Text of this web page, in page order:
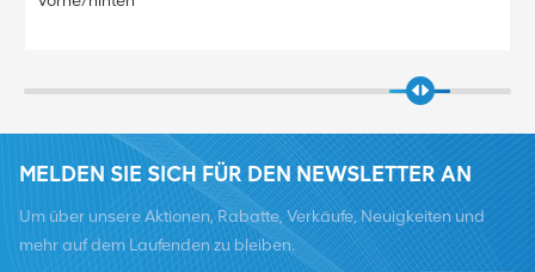
MELDEN SIE SICH FÜR DEN NEWSLETTER AN
Um über unsere Aktionen, Rabatte, Verkäufe, Neuigkeiten und
mehr auf dem Laufenden zu bleiben.